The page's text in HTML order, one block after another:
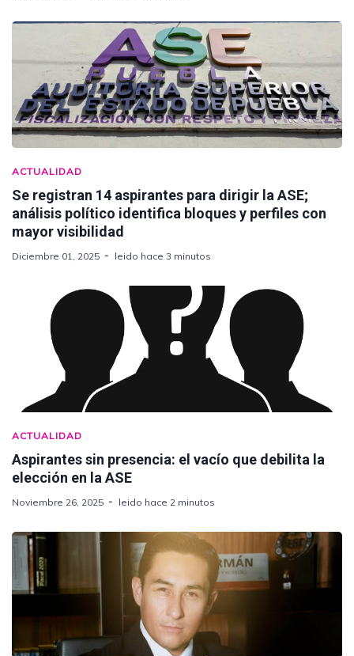
ACTUALIDAD
Se registran 14 aspirantes para dirigir la ASE;
análisis político identifica bloques y perfiles con
mayor visibilidad
Diciembre 01, 2025 leido hace 3 minutos
ACTUALIDAD
Aspirantes sin presencia: el vacío que debilita la
elección en la ASE
Noviembre 26, 2025 leido hace 2 minutos